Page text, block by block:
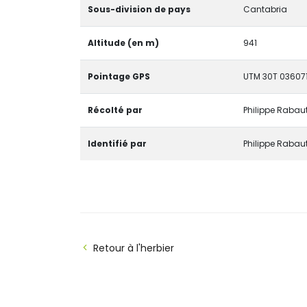
Sous-division de pays Cantabria
Altitude (en m) 941
Pointage GPS UTM 30T
Récolté par Philippe
Identifié par Philippe
Retour à l'herbier